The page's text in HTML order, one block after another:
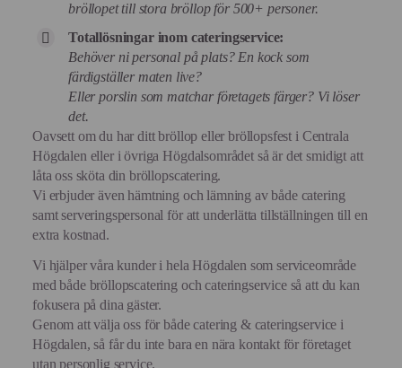
bröllopet till stora bröllop för 500+ personer.
Totallösningar inom cateringservice:
Behöver ni personal på plats? En kock som
färdigställer maten live?
Eller porslin som matchar företagets färger? Vi löser
det.
Oavsett om du har ditt bröllop eller bröllopsfest i Centrala
Högdalen eller i övriga Högdalsområdet så är det smidigt att
låta oss sköta din bröllopscatering.
Vi erbjuder även hämtning och lämning av både catering
samt serveringspersonal för att underlätta tillställningen till en
extra kostnad.
Vi hjälper våra kunder i hela Högdalen som serviceområde
med både bröllopscatering och cateringservice så att du kan
fokusera på dina gäster.
Genom att välja oss för både catering & cateringservice i
Högdalen, så får du inte bara en nära kontakt för företaget
utan personlig service.